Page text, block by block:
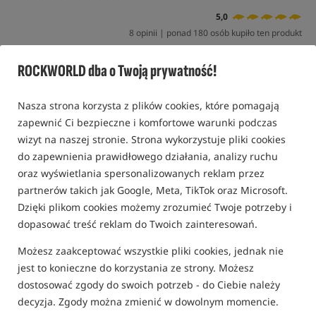
ROCKWORLD dba o Twoją prywatność!
Nasza strona korzysta z plików cookies, które pomagają
zapewnić Ci bezpieczne i komfortowe warunki podczas
wizyt na naszej stronie. Strona wykorzystuje pliki cookies
do zapewnienia prawidłowego działania, analizy ruchu
oraz wyświetlania spersonalizowanych reklam przez
partnerów takich jak Google, Meta, TikTok oraz Microsoft.
Dzięki plikom cookies możemy zrozumieć Twoje potrzeby i
dopasować treść reklam do Twoich zainteresowań.
Możesz zaakceptować wszystkie pliki cookies, jednak nie
jest to konieczne do korzystania ze strony. Możesz
dostosować zgody do swoich potrzeb - do Ciebie należy
decyzja. Zgody można zmienić w dowolnym momencie.
5,0
8 opinii | ponad 180 osób kupiło ten produkt
Promocja Bestseller!